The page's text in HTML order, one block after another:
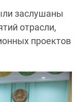
заслушаны
отрасли,
проектов